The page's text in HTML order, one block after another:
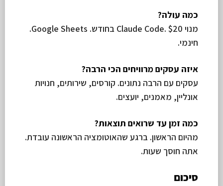
כמה עולה?
מנוי Claude Code. $20 בחודש. Google Sheets.
חינמי.
איזה עסקים מרוויחים הכי הרבה?
עסקים עם הרבה נתונים. קורסים, שירותים, חנויות
אונליין, מאמנים, יועצים.
כמה זמן עד שרואים תוצאות?
מהיום הראשון. ברגע שהאוטומציה הראשונה עובדת.
אתה חוסך שעות.
סיכום